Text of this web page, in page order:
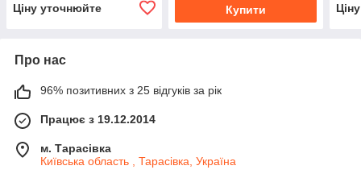
Ціну уточнюйте Купити
Про нас
96% позитивних з 25 відгуків за рік
Працює з 19.12.2014
м. Тарасівка
Київська область , Тарасівка, Україна